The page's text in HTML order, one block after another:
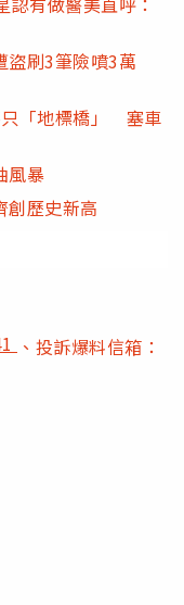
刷3筆險噴3萬
只「地標橋」 塞車
風暴
創歷史新高
、投訴爆料信箱：